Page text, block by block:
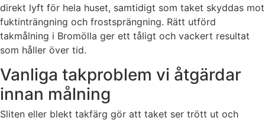
direkt lyft för hela huset, samtidigt som taket skyddas mot
fuktinträngning och frostsprängning. Rätt utförd
takmålning i Bromölla ger ett tåligt och vackert resultat
som håller över tid.
Vanliga takproblem vi åtgärdar
innan målning
Sliten eller blekt takfärg gör att taket ser trött ut och